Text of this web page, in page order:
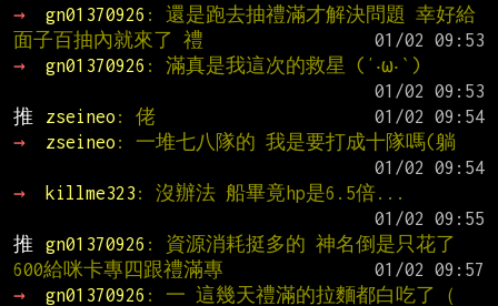
→
gn01370926 : 還是跑去抽禮滿才解決問題 幸好給
面子百抽內就來了 禮
→
gn01370926 : 滿真是我這次的救星 (′‧ω‧‵)
推
zseineo : 佬
→
zseineo : 一堆七八隊的 我是要打成十隊嗎(躺
→
killme323 : 沒辦法 船畢竟hp是6.5倍...
推
gn01370926 : 資源消耗挺多的 神名倒是只花了
600給咪卡專四跟禮滿專
→
gn01370926 : 一 這幾天禮滿的拉麵都白吃了（